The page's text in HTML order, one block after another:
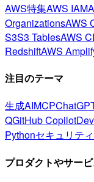
AWS特集AWS IAM
OrganizationsAWS
S3S3 TablesAWS
RedshiftAWS
注目のテーマ
生成AIMCP
QGitHub Copilot
Pythonセキュリティ
プロダクトやサー